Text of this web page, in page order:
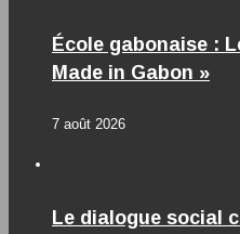
École gabonaise :
Made in Gabon »
7 août 2026
Le dialogue social